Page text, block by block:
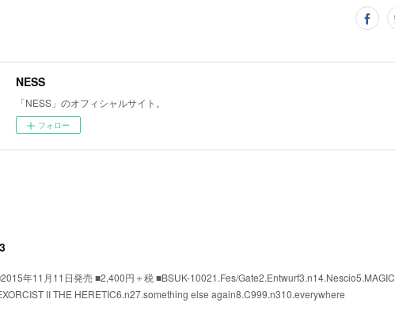
NESS
「NESS」のオフィシャルサイト。
フォロー
年11月11日発売 ■2,400円＋税 ■BSUK-10021.Fes/Gate2.Entwurf3.n14.Nescio5.MAGIC
II THE HERETIC6.n27.something else again8.C999.n310.everywhere